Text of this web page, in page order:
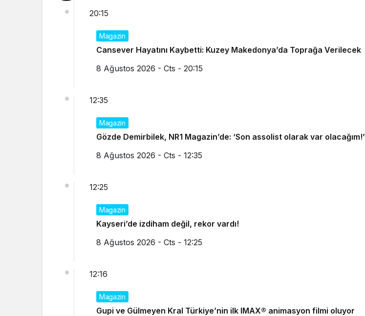
20:15
Magazin
Cansever Hayatını Kaybetti: Kuzey Makedonya’da Toprağa Verilecek
8 Ağustos 2026 - Cts - 20:15
12:35
Magazin
Gözde Demirbilek, NR1 Magazin’de: ‘Son assolist olarak var olacağım!’
8 Ağustos 2026 - Cts - 12:35
12:25
Magazin
Kayseri’de izdiham değil, rekor vardı!
8 Ağustos 2026 - Cts - 12:25
12:16
Magazin
Gupi ve Gülmeyen Kral Türkiye’nin ilk IMAX® animasyon filmi oluyor